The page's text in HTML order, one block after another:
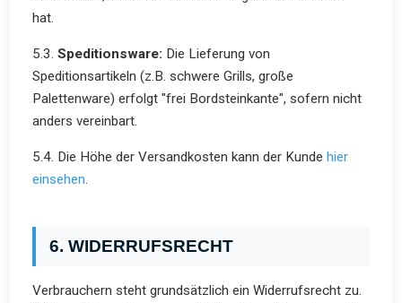
hat.
5.3.Speditionsware: Die Lieferung von
Speditionsartikeln (z.B. schwere Grills, große
Palettenware) erfolgt "frei Bordsteinkante", sofern nicht
anders vereinbart.
5.4. Die Höhe der Versandkosten kann der Kundehier
einsehen.
6. WIDERRUFSRECHT
Verbrauchern steht grundsätzlich ein Widerrufsrecht zu.